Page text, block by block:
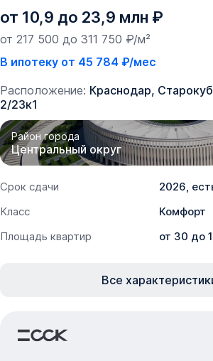
от 10,9 до 23,9 млн ₽
от 217 500 до 311 750 ₽/м²
В ипотеку от 45 784 ₽/мес
Расположение: Краснодар,
2/23к1
Район города
Центральный округ
Срок сдачи
2026,
Класс
Комфорт
Площадь квартир
от 30 до
Все